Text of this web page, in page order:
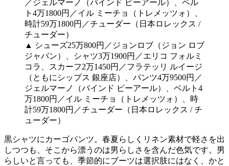
▲ シューズ25万800円／ジョンロブ（ジョン ロブ
ジャパン）、シャツ3万1900円／エリコ フォルミ
コラ、スカーフ2万1450円／フラテッリ ルイージ
（ともにシップス 銀座店）、パンツ4万9500円／
ジェルマーノ（バインド ピーアール）、ベルト4
万1800円／イル ミーチョ（トレメッツォ）、時
計59万1800円／チューダー（日本ロレックス / チ
ューダー）
黒シャツにカーゴパンツ。春夏らしくリネン素材で軽さを出
しつつも、そこから漂うのは男らしさを含んだ色気です。男
らしいと言っても、季節的にブーツは選択肢にはなく、かと